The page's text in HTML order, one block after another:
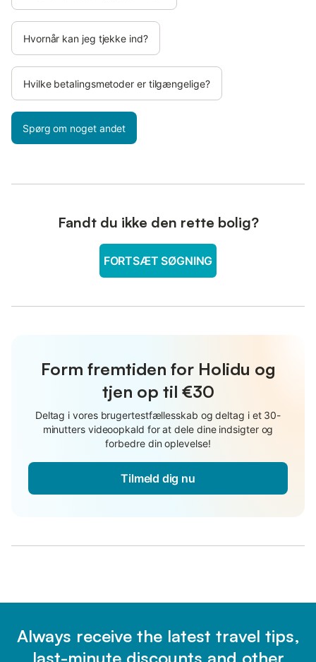
Hvornår kan jeg tjekke ind?
Hvilke betalingsmetoder er tilgængelige?
Spørg om noget andet
Fandt du ikke den rette bolig?
FORTSÆT SØGNING
Form fremtiden for Holidu og
tjen op til €30
Deltag i vores brugertestfællesskab og deltag i et 30-
minutters videoopkald for at dele dine indsigter og
forbedre din oplevelse!
Tilmeld dig nu
Always receive the latest travel tips,
last-minute discounts and other